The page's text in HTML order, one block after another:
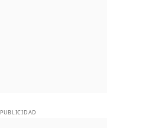
PUBLICIDAD